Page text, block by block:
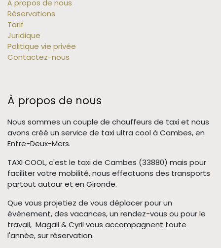
À propos de nous
Réservations
Tarif
Juridique
Politique vie privée
Contactez-nous
À propos de nous
Nous sommes un couple de chauffeurs de taxi et nous
avons créé un service de taxi ultra cool à Cambes, en
Entre-Deux-Mers.
TAXI COOL, c'est le taxi de Cambes (33880) mais pour
faciliter votre mobilité, nous effectuons des transports
partout autour et en Gironde.
Que vous projetiez de vous déplacer pour un
évènement, des vacances, un rendez-vous ou pour le
travail, Magali & Cyril vous accompagnent toute
l'année, sur réservation.